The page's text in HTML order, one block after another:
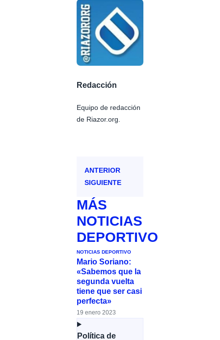
Redacción
Equipo de redacción
de Riazor.org.
ANTERIOR
SIGUIENTE
MÁS
NOTICIAS
DEPORTIVO
NOTICIAS DEPORTIVO
Mario Soriano:
«Sabemos que la
segunda vuelta
tiene que ser casi
perfecta»
19 enero 2023
Política de